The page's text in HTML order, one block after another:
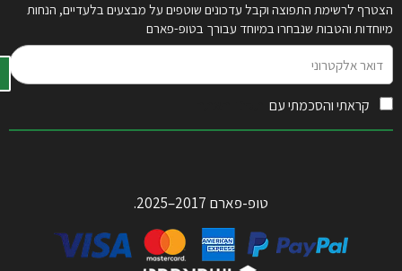
הצטרף לרשימת התפוצה וקבל עדכונים שוטפים על מבצעים בלעדיים, הנחות
מיוחדות והטבות שנבחרו במיוחד עבורך בטופ-פארם
אלקטרוני
קראתי והסכמתי עם
טופ-פארם 2017–2025.